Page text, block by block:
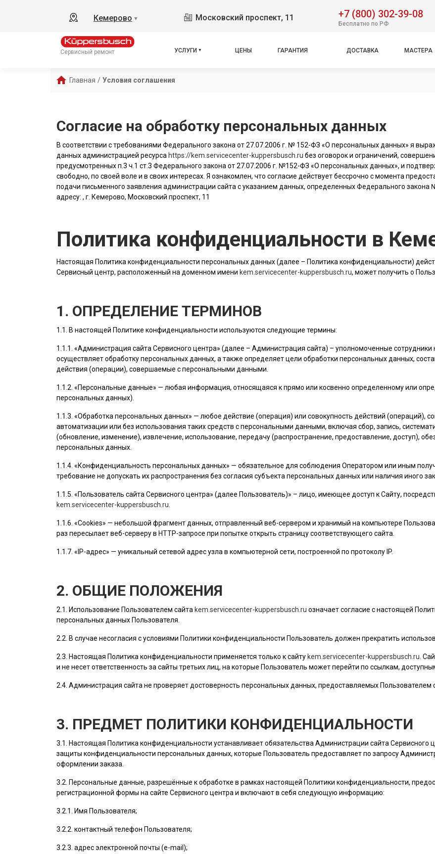
Кемерово ▼ Московский проспект, 11 +7 (800) 302-39-08
Бесплатно по РФ
Сервисный ремонт УСЛУГИ ЦЕНЫ ГАРАНТИЯ ДОСТАВКА МАСТЕРА
Главная / Условия соглашения
Согласие на обработку персональных данных
В соответствии с требованиями Федерального закона от 27.07.2006 г. № 152-ФЗ «О персональных данных» я
данных администрацией ресурса https://kem.servicecenter-kuppersbusch.ru без оговорок и ограничений,
предусмотренных п.3 ч.1 ст.3 Федерального закона от 27.07.2006 г. №152-ФЗ «О персональных данных», и
свободно, по своей воле и в своих интересах. Я ознакомлен, что согласие действует бессрочно с момента
подачи письменного заявления администрации сайта с указанием данных, определенных Федерального
адресу: , г. Кемерово, Московский проспект, 11
Политика конфиденциальности в
Настоящая Политика конфиденциальности персональных данных (далее – Политика конфиденциальности)
Сервисный центр, расположенный на доменном имени kem.servicecenter-kuppersbusch.ru, может получить о
1. ОПРЕДЕЛЕНИЕ ТЕРМИНОВ
1.1. В настоящей Политике конфиденциальности используются следующие термины:
1.1.1. «Администрация сайта Сервисного центра» (далее – Администрация сайта) – уполномоченные сотрудники
осуществляет обработку персональных данных, а также определяет цели обработки персональных данных,
действия (операции), совершаемые с персональными данными.
1.1.2. «Персональные данные» — любая информация, относящаяся к прямо или косвенно определенному или
персональных данных).
1.1.3. «Обработка персональных данных» — любое действие (операция) или совокупность действий (операций),
автоматизации или без использования таких средств с персональными данными, включая сбор, запись,
(обновление, изменение), извлечение, использование, передачу (распространение, предоставление, доступ),
персональных данных.
1.1.4. «Конфиденциальность персональных данных» — обязательное для соблюдения Оператором или иным
требование не допускать их распространения без согласия субъекта персональных данных или наличия иного
1.1.5. «Пользователь сайта Сервисного центра» (далее Пользователь)» – лицо, имеющее доступ к Сайту,
kem.servicecenter-kuppersbusch.ru
1.1.6. «Cookies» — небольшой фрагмент данных, отправленный веб-сервером и хранимый на компьютере
раз пересылает веб-серверу в HTTP-запросе при попытке открыть страницу соответствующего сайта.
1.1.7. «IP-адрес» — уникальный сетевой адрес узла в компьютерной сети, построенной по протоколу IP.
2. ОБЩИЕ ПОЛОЖЕНИЯ
2.1. Использование Пользователем сайта kem.servicecenter-kuppersbusch.ru означает согласие с настоящей
персональных данных Пользователя
2.2. В случае несогласия с условиями Политики конфиденциальности Пользователь должен прекратить
2.3. Настоящая Политика конфиденциальности применяется только к сайту kem.servicecenter-kuppersbusch.ru .
и не несет ответственность за сайты третьих лиц, на которые Пользователь может перейти по ссылкам,
2.4. Администрация сайта не проверяет достоверность персональных данных, предоставляемых Пользователем
3. ПРЕДМЕТ ПОЛИТИКИ КОНФИДЕНЦИАЛЬНОСТИ
3.1. Настоящая Политика конфиденциальности устанавливает обязательства Администрации сайта
защиты конфиденциальности персональных данных, которые Пользователь предоставляет по запросу
оформлении заказа.
3.2. Персональные данные, разрешённые к обработке в рамках настоящей Политики конфиденциальности,
регистрационной формы на cайте Сервисного центра и включают в себя следующую информацию:
3.2.1. Имя Пользователя;
3.2.2. контактный телефон Пользователя;
3.2.3. адрес электронной почты (e-mail);